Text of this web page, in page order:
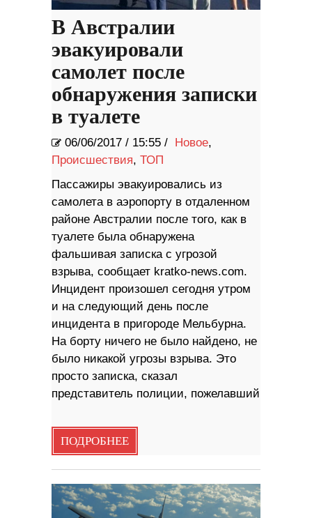
В Австралии
эвакуировали
самолет после
обнаружения записки
в туалете
06/06/2017 / 15:55 / Новое,
Происшествия, ТОП
Пассажиры эвакуировались из
самолета в аэропорту в отдаленном
районе Австралии после того, как в
туалете была обнаружена
фальшивая записка с угрозой
взрыва, сообщает kratko-news.com.
Инцидент произошел сегодня утром
и на следующий день после
инцидента в пригороде Мельбурна.
На борту ничего не было найдено, не
было никакой угрозы взрыва. Это
просто записка, сказал
представитель полиции, пожелавший
ПОДРОБНЕЕ